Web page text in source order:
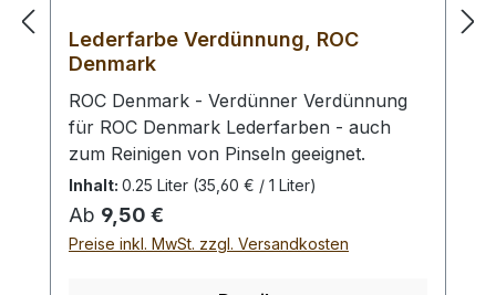
Lederfarbe Verdünnung, ROC
Denmark
ROC Denmark - Verdünner Verdünnung
für ROC Denmark Lederfarben - auch
zum Reinigen von Pinseln geeignet.
Inhalt: 0.25 Liter (35,60 € / 1 Liter)
Regulärer Preis:
Ab 9,50 €
Preise inkl. MwSt. zzgl. Versandkosten